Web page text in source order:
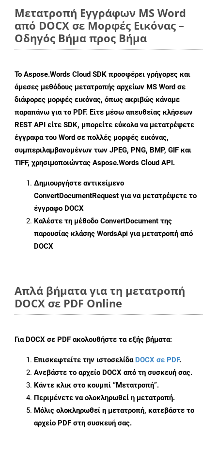
Μετατροπή Εγγράφων MS Word
από DOCX σε Μορφές Εικόνας –
Οδηγός Βήμα προς Βήμα
Το Aspose.Words Cloud SDK προσφέρει γρήγορες και
άμεσες μεθόδους μετατροπής αρχείων MS Word σε
διάφορες μορφές εικόνας, όπως ακριβώς κάναμε
παραπάνω για το PDF. Είτε μέσω απευθείας κλήσεων
REST API είτε SDK, μπορείτε εύκολα να μετατρέψετε
έγγραφα του Word σε πολλές μορφές εικόνας,
συμπεριλαμβανομένων των JPEG, PNG, BMP, GIF και
TIFF, χρησιμοποιώντας Aspose.Words Cloud API.
Δημιουργήστε αντικείμενο
ConvertDocumentRequest για να μετατρέψετε το
έγγραφο DOCX
Καλέστε τη μέθοδο ConvertDocument της
παρουσίας κλάσης WordsApi για μετατροπή από
DOCX
Απλά βήματα για τη μετατροπή
DOCX σε PDF Online
Για DOCX σε PDF ακολουθήστε τα εξής βήματα:
Επισκεφτείτε την ιστοσελίδα DOCX σε PDF.
Ανεβάστε το αρχείο DOCX από τη συσκευή σας.
Κάντε κλικ στο κουμπί “Μετατροπή”.
Περιμένετε να ολοκληρωθεί η μετατροπή.
Μόλις ολοκληρωθεί η μετατροπή, κατεβάστε το
αρχείο PDF στη συσκευή σας.